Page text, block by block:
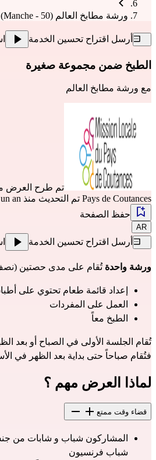
ورشة مطابخ العالم (50 - Manche)
أرسل اقتراح تحسين الخدمة
الطبخ ضمن مجموعة صغيرة
مع ورشة مطابخ العالم
تم طرح العرض
Pays de Coutances تم التحديث منذ il y a un an
حفظ الصفحة
AR
أرسل اقتراح تحسين الخدمة
ورشة واحدة تُقام على مدى حصتين
إعداد قائمة طعام تحتوي على
العمل على المفردات
الطبخ معاً
فتُقام صباحاً حتى بداية بعد الظهر في
لماذا العرض مهم ؟
قضاء وقت ممتع
شباب فرنسيون